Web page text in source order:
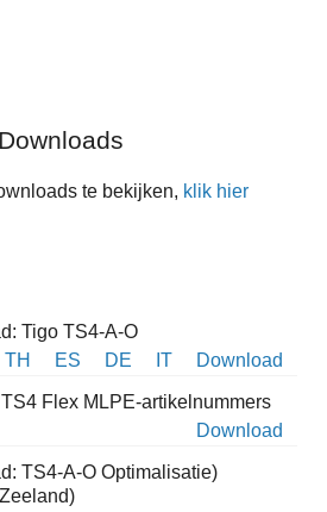
Downloads
te bekijken, klik hier
Tigo TS4-A-O
TH
ES DE IT Download
Flex MLPE-artikelnummers
Download
TS4-A-O Optimalisatie)